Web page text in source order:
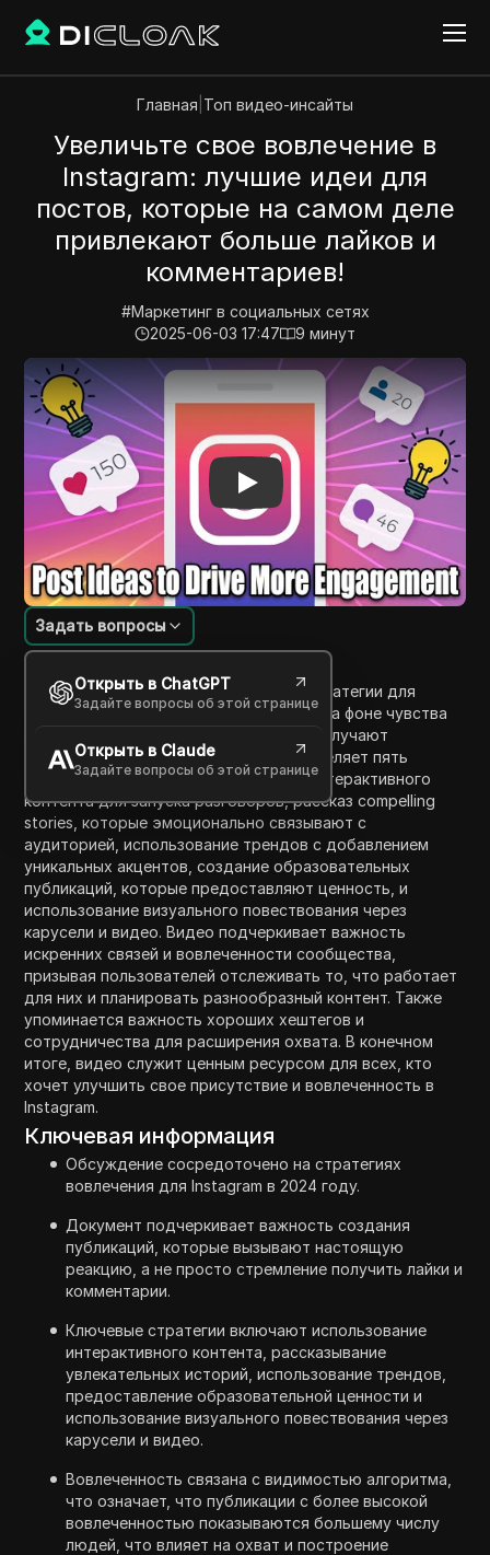
Главная Топ видео-инсайты
Увеличьте свое вовлечение в
Instagram: лучшие идеи для
постов, которые на самом деле
привлекают больше лайков и
комментариев!
#Маркетинг в социальных сетях
2025-06-03 17:47
9 минут
Play Video: Увеличьте свое вовлечение в
Введение в содержание
Задать вопросы
Открыть в ChatGPT
Задайте вопросы об этой странице
Открыть в Claude
Задайте вопросы об этой странице
Это видео обсуждает эффективные стратегии для
повышения вовлеченности в Instagram на фоне чувства
разочарования, когда публикации не получают
ожидаемого взаимодействия. Оно выделяет пять
ключевых стратегий: использование интерактивного
контента для запуска разговоров, рассказ compelling
stories, которые эмоционально связывают с
аудиторией, использование трендов с добавлением
уникальных акцентов, создание образовательных
публикаций, которые предоставляют ценность, и
использование визуального повествования через
карусели и видео. Видео подчеркивает важность
искренних связей и вовлеченности сообщества,
призывая пользователей отслеживать то, что работает
для них и планировать разнообразный контент. Также
упоминается важность хороших хештегов и
сотрудничества для расширения охвата. В конечном
итоге, видео служит ценным ресурсом для всех, кто
хочет улучшить свое присутствие и вовлеченность в
Instagram.
Ключевая информация
Обсуждение сосредоточено на стратегиях
вовлечения для Instagram в 2024 году.
Документ подчеркивает важность создания
публикаций, которые вызывают настоящую
реакцию, а не просто стремление получить лайки и
комментарии.
Ключевые стратегии включают использование
интерактивного контента, рассказывание
увлекательных историй, использование трендов,
предоставление образовательной ценности и
использование визуального повествования через
карусели и видео.
Вовлеченность связана с видимостью алгоритма,
что означает, что публикации с более высокой
вовлеченностью показываются большему числу
людей, что влияет на охват и построение